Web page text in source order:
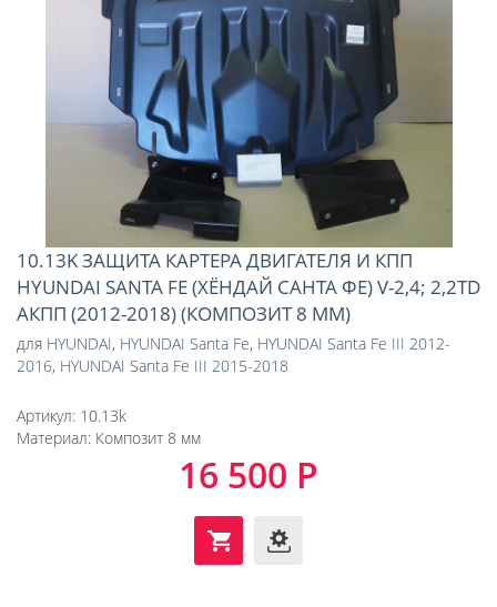
10.13K ЗАЩИТА КАРТЕРА ДВИГАТЕЛЯ И КПП
HYUNDAI SANTA FE (ХЁНДАЙ САНТА ФЕ) V-2,4; 2,2TD
АКПП (2012-2018) (КОМПОЗИТ 8 ММ)
для HYUNDAI, HYUNDAI Santa Fe, HYUNDAI Santa Fe III 2012-
2016, HYUNDAI Santa Fe III 2015-2018
Артикул: 10.13k
Материал: Композит 8 мм
16 500 Р